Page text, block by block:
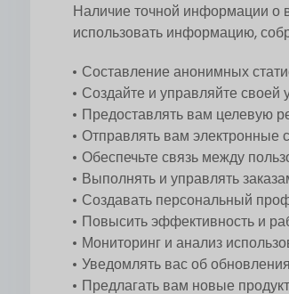
Наличие точной информации о
использовать информацию,
Составление анонимных
Создайте и управляйте своей
Предоставлять вам целевую
Отправлять вам электронные
Обеспечьте связь между
Выполнять и управлять
Создавать персональный
Повысить эффективность и
Мониторинг и анализ
Уведомлять вас об
Предлагать вам новые